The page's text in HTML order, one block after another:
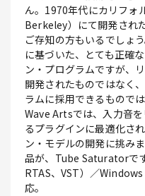
ん。1970年代にカリフォ
Berkeley）にて開発され
ご存知の方もいるでしょ
に基づいた、とても正確
ン・プログラムですが、
開発されたものではなく
ラムに採用できるもので
Wave Artsでは、入力音
るプラグインに最適化さ
ン・モデルの開発に挑み
品が、Tube Saturatorです
RTAS、VST）／
応。